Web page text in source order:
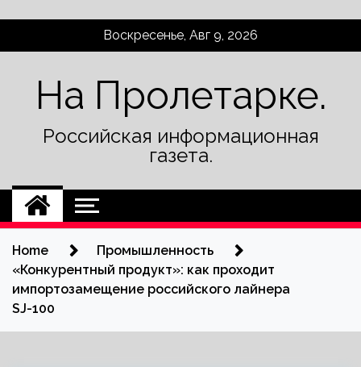
Воскресенье, Авг 9, 2026
На Пролетарке.
Российская информационная
газета.
Home
Промышленность
«Конкурентный продукт»: как проходит
импортозамещение российского лайнера
SJ-100